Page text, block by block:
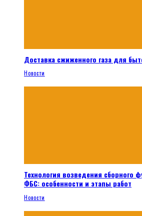
Доставка сжиженного газа для
Новости
Технология возведения сборного
ФБС: особенности и этапы работ
Новости